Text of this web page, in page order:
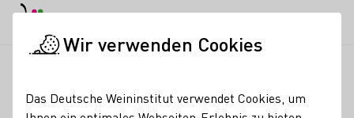
Wir verwenden Cookies
Das Deutsche Weininstitut verwendet Cookies, um